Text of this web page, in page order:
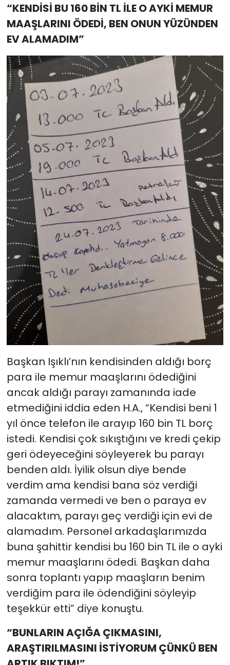
“KENDİSİ BU 160 BİN TL İLE O AYKİ MEMUR
MAAŞLARINI ÖDEDİ, BEN ONUN YÜZÜNDEN
EV ALAMADIM”
Başkan Işıklı’nın kendisinden aldığı borç
para ile memur maaşlarını ödediğini
ancak aldığı parayı zamanında iade
etmediğini iddia eden H.A., “Kendisi beni 1
yıl önce telefon ile arayıp 160 bin TL borç
istedi. Kendisi çok sıkıştığını ve kredi çekip
geri ödeyeceğini söyleyerek bu parayı
benden aldı. İyilik olsun diye bende
verdim ama kendisi bana söz verdiği
zamanda vermedi ve ben o paraya ev
alacaktım, parayı geç verdiği için evi de
alamadım. Personel arkadaşlarımızda
buna şahittir kendisi bu 160 bin TL ile o ayki
memur maaşlarını ödedi. Başkan daha
sonra toplantı yapıp maaşların benim
verdiğim para ile ödendiğini söyleyip
teşekkür etti” diye konuştu.
“BUNLARIN AÇIĞA ÇIKMASINI,
ARAŞTIRILMASINI İSTİYORUM ÇÜNKÜ BEN